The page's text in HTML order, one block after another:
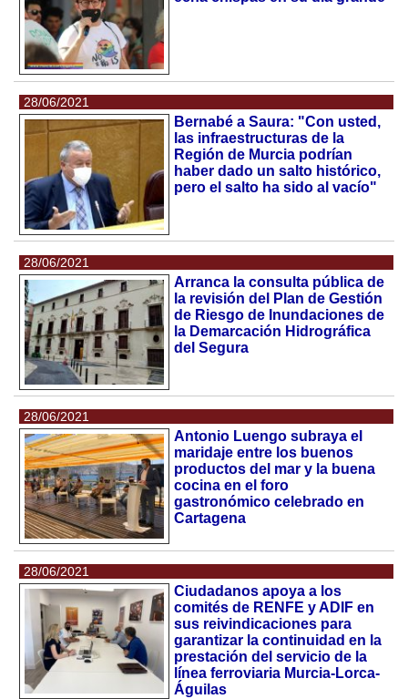
28/06/2021
Bernabé a Saura: "Con usted,
las infraestructuras de la
Región de Murcia podrían
haber dado un salto histórico,
pero el salto ha sido al vacío"
28/06/2021
Arranca la consulta pública de
la revisión del Plan de Gestión
de Riesgo de Inundaciones de
la Demarcación Hidrográfica
del Segura
28/06/2021
Antonio Luengo subraya el
maridaje entre los buenos
productos del mar y la buena
cocina en el foro
gastronómico celebrado en
Cartagena
28/06/2021
Ciudadanos apoya a los
comités de RENFE y ADIF en
sus reivindicaciones para
garantizar la continuidad en la
prestación del servicio de la
línea ferroviaria Murcia-Lorca-
Águilas